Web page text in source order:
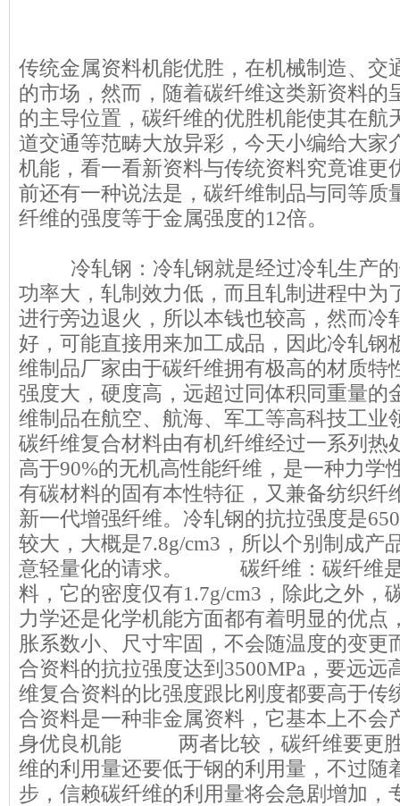
传统金属资料机能优胜，在机械制造、交
的市场，然而，随着碳纤维这类新资料的
的主导位置，碳纤维的优胜机能使其在航
道交通等范畴大放异彩，今天小编给大家
机能，看一看新资料与传统资料究竟谁更
前还有一种说法是，碳纤维制品与同等质
纤维的强度等于金属强度的12倍。
冷轧钢：冷轧钢就是经过冷轧生产的
功率大，轧制效力低，而且轧制进程中为
进行旁边退火，所以本钱也较高，然而冷
好，可能直接用来加工成品，因此冷轧钢
维制品厂家由于碳纤维拥有极高的材质特
强度大，硬度高，远超过同体积同重量的
维制品在航空、航海、军工等高科技工业
碳纤维复合材料由有机纤维经过一系列热
高于90%的无机高性能纤维，是一种力学
有碳材料的固有本性特征，又兼备纺织纤
新一代增强纤维。冷轧钢的抗拉强度是
较大，大概是7.8g/cm3，所以个别制成产
意轻量化的请求。 碳纤维：碳纤维是
料，它的密度仅有1.7g/cm3，除此之外，
力学还是化学机能方面都有着明显的优点
胀系数小、尺寸牢固，不会随温度的变更
合资料的抗拉强度达到3500MPa，要远远
维复合资料的比强度跟比刚度都要高于传
合资料是一种非金属资料，它基本上不会
身优良机能 两者比较，碳纤维要更胜
维的利用量还要低于钢的利用量，不过随
步，信赖碳纤维的利用量将会急剧增加，